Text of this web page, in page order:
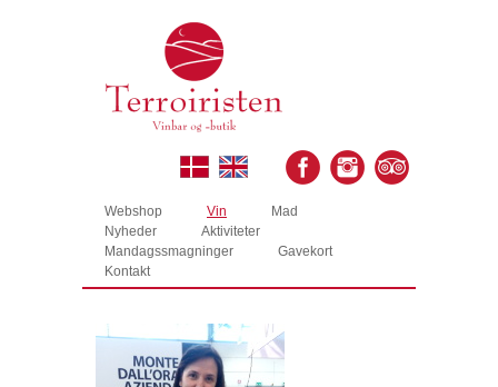
Webshop Vin
Mad
Nyheder
Aktiviteter
Mandagssmagninger
Gavekort
Kontakt